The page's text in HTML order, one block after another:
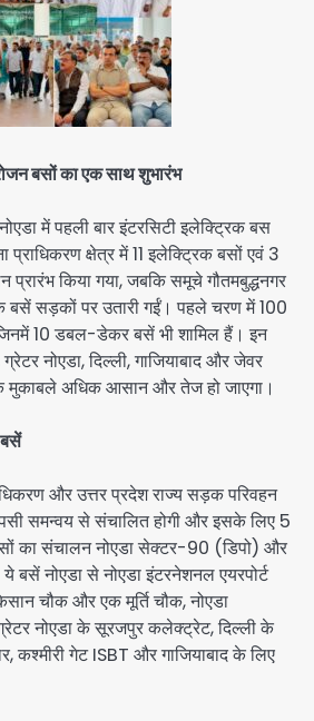
बसों का एक साथ शुभारंभ
में पहली बार इंटरसिटी इलेक्ट्रिक बस
क्षेत्र में 11 इलेक्ट्रिक बसों एवं 3
प्रारंभ किया गया, जबकि समूचे गौतमबुद्धनगर
बसें सड़कों पर उतारी गईं। पहले चरण में 100
10 डबल-डेकर बसें भी शामिल हैं। इन
नोएडा, दिल्ली, गाजियाबाद और जेवर
मुकाबले अधिक आसान और तेज हो जाएगा।
और उत्तर प्रदेश राज्य सड़क परिवहन
समन्वय से संचालित होगी और इसके लिए 5
का संचालन नोएडा सेक्टर-90 (डिपो) और
बसें नोएडा से नोएडा इंटरनेशनल एयरपोर्ट
चौक और एक मूर्ति चौक, नोएडा
नोएडा के सूरजपुर कलेक्ट्रेट, दिल्ली के
कश्मीरी गेट ISBT और गाजियाबाद के लिए